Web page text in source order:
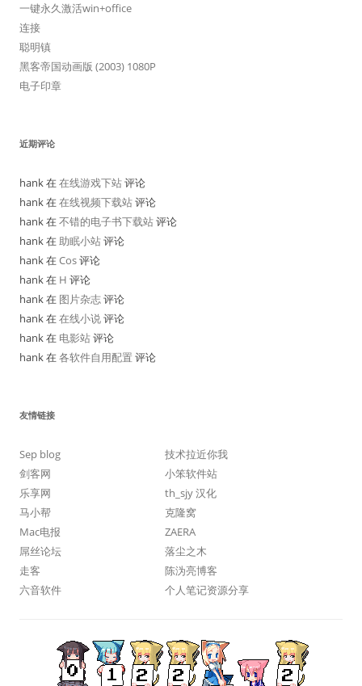
一键永久激活win+office
连接
聪明镇
黑客帝国动画版 (2003) 1080P
电子印章
近期评论
hank 在在线游戏下站评论
hank 在在线视频下载站评论
hank 在不错的电子书下载站评论
hank 在助眠小站评论
hank 在Cos评论
hank 在 H 评论
hank 在 图片杂志评论
hank 在在线小说评论
hank 在 电影站评论
hank 在各软件自用配置 评论
友情链接
Sep blog
技术拉近你我
剑客网
小笨软件站
乐享网
th_sjy 汉化
马小帮
克隆窝
Mac电报
ZAERA
屌丝论坛
落尘之木
走客
陈沩亮博客
六音软件
个人笔记资源分享